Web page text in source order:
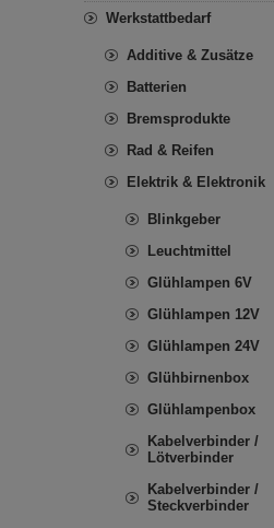
Werkstattbedarf
Additive & Zusätze
Batterien
Bremsprodukte
Rad & Reifen
Elektrik & Elektronik
Blinkgeber
Leuchtmittel
Glühlampen 6V
Glühlampen 12V
Glühlampen 24V
Glühbirnenbox
Glühlampenbox
Kabelverbinder /
Lötverbinder
Kabelverbinder /
Steckverbinder